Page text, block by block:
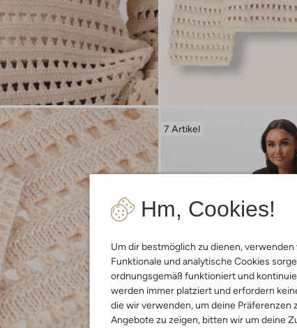
Hm, Cookies!
Um dir bestmöglich zu dienen,
Funktionale und analytische Cookies
ordnungsgemäß funktioniert und
werden immer platziert und erfordern
die wir verwenden, um deine Präferenzen
Angebote zu zeigen, bitten wir um deine
7 Artikel